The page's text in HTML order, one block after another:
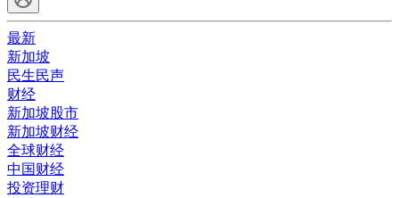
最新
新加坡
民生民声
财经
新加坡股市
新加坡财经
全球财经
中国财经
投资理财